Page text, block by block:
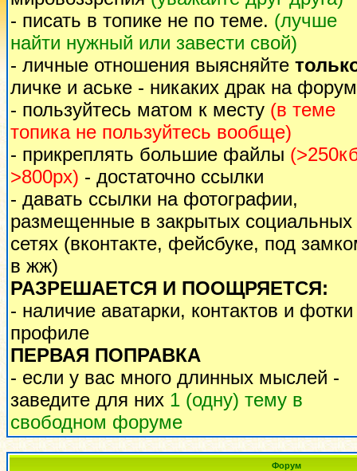
- писать в топике не по теме. (лучше
найти нужный или завести свой)
- личные отношения выясняйте
личке и аське - никаких драк на
- пользуйтесь матом к месту (в теме
топика не пользуйтесь вообще)
- прикреплять большие файлы
>800px) - достаточно ссылки
- давать ссылки на фотографии,
размещенные в закрытых социальных
сетях (вконтакте, фейсбуке, под
в жж)
РАЗРЕШАЕТСЯ И ПООЩРЯЕТСЯ:
- наличие аватарки, контактов и
профиле
ПЕРВАЯ ПОПРАВКА
- если у вас много длинных мыслей -
заведите для них 1 (одну) тему в
свободном форуме
Форум